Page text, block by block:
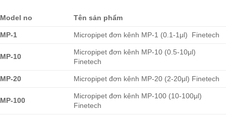
Model no Tên sản phẩm
MP-1 Micropipet đơn kênh MP-1 (0.1-1μl) Finetech
MP-10
Micropipet đơn kênh MP-10 (0.5-10μl)
Finetech
MP-20 Micropipet đơn kênh MP-20 (2-20μl) Finetech
MP-100
Micropipet đơn kênh MP-100 (10-100μl)
Finetech